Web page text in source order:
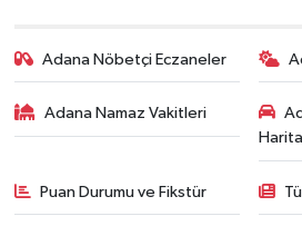
Adana Nöbetçi Eczaneler
Adana Namaz Vakitleri
Puan Durumu ve Fikstür